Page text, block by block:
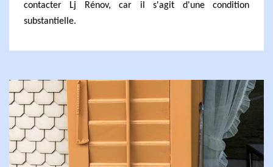
contacter Lj Rénov, car il s'agit d'une condition
substantielle.